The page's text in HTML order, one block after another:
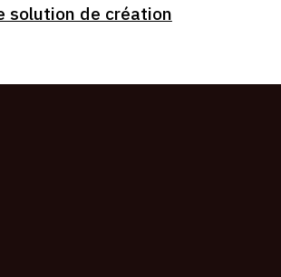
solution de création